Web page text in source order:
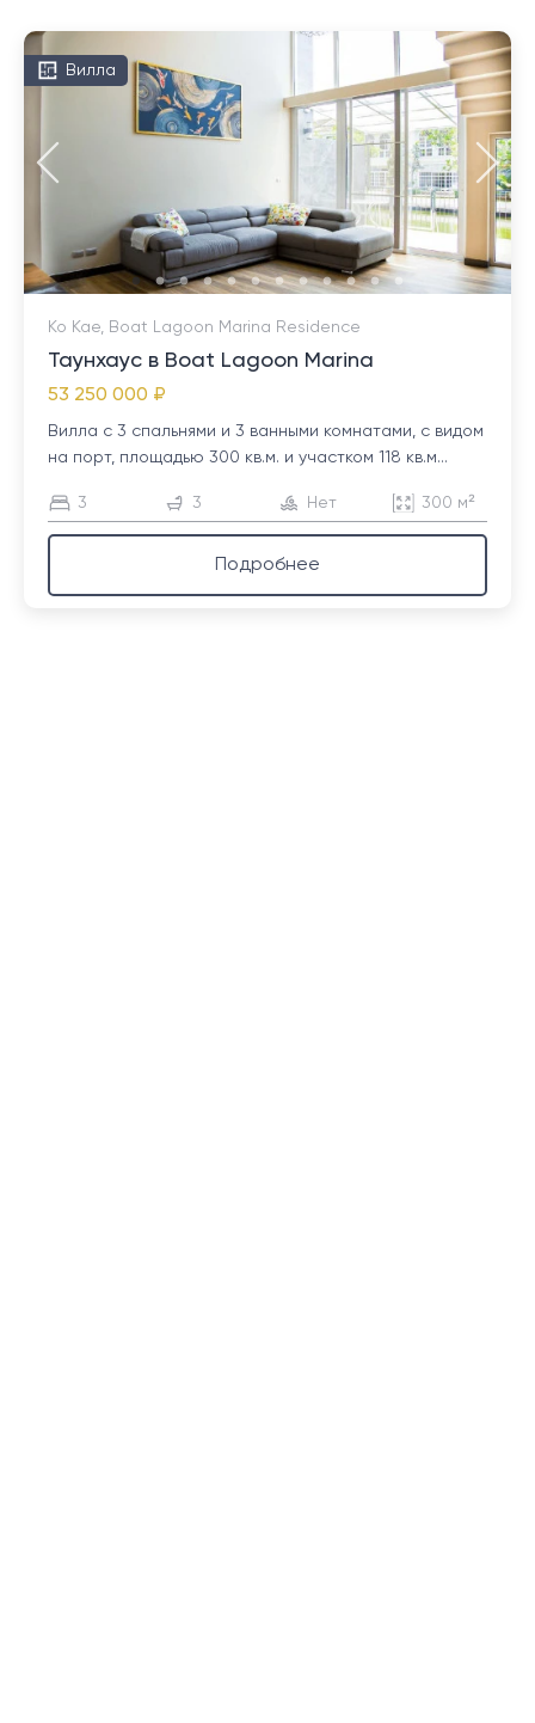
Вилла
Ко Кае, Boat Lagoon Marina Residence
Таунхаус в Boat Lagoon Marina
53 250 000 ₽
Вилла с 3 спальнями и 3 ванными комнатами, с видом
на порт, площадью 300 кв.м. и участком 118 кв.м...
3 3 Нет 300 м²
Подробнее